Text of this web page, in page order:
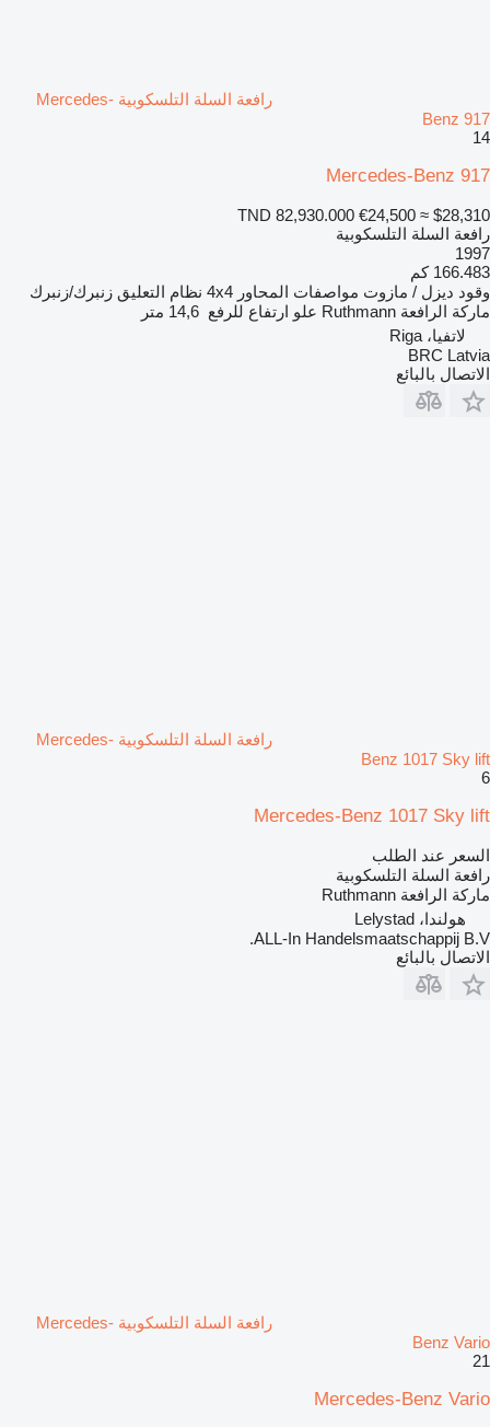
رافعة السلة التلسكوبية Mercedes-
Benz 917
14
Mercedes-Benz 917
TND 82,930.000 €24,500 ≈ $28,310
رافعة السلة التلسكوبية
1997
166.483 كم
وقود ديزل / مازوت مواصفات المحاور 4x4 نظام التعليق زنبرك/زنبرك
ماركة الرافعة Ruthmann علو ارتفاع للرفع 14,6 متر
لاتفيا، Riga
BRC Latvia
الاتصال بالبائع
رافعة السلة التلسكوبية Mercedes-
Benz 1017 Sky lift
6
Mercedes-Benz 1017 Sky lift
السعر عند الطلب
رافعة السلة التلسكوبية
ماركة الرافعة Ruthmann
هولندا، Lelystad
ALL-In Handelsmaatschappij B.V.
الاتصال بالبائع
رافعة السلة التلسكوبية Mercedes-
Benz Vario
21
Mercedes-Benz Vario